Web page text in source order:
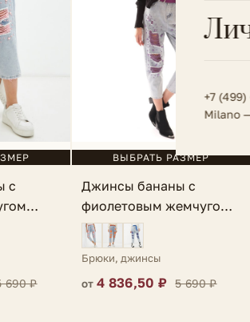
Весь
+7
Milano
с
690 ₽
ВЫБРАТЬ РАЗМЕР
Джинсы бананы с
фиолетовым жемчугом
голубые Perla
Брюки, джинсы
от 4 836,50 ₽ 5 690 ₽